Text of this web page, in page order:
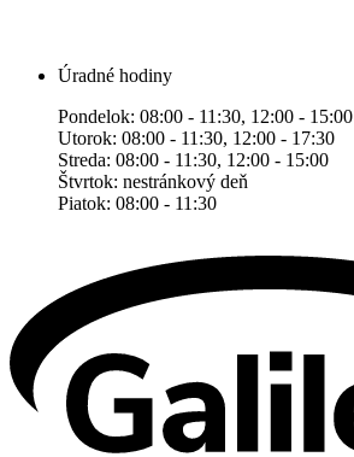
Úradné hodiny
Pondelok: 08:00 - 11:30, 12:00 - 15:00
Utorok: 08:00 - 11:30, 12:00 - 17:30
Streda: 08:00 - 11:30, 12:00 - 15:00
Štvrtok: nestránkový deň
Piatok: 08:00 - 11:30